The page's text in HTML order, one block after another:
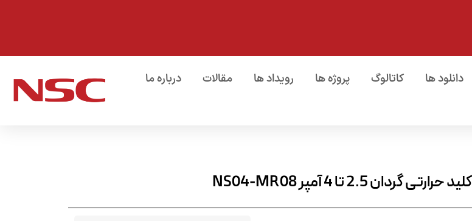
دانلود ها کاتالوگ پروژه ها رویداد ها مقالات
درباره ما
کلید حرارتی گردان 2.5 تا 4 آمپر NS04-MR08